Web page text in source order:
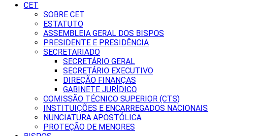
CET
SOBRE CET
ESTATUTO
ASSEMBLEIA GERAL DOS BISPOS
PRESIDENTE E PRESIDÊNCIA
SECRETARIADO
SECRETÁRIO GERAL
SECRETÁRIO EXECUTIVO
DIREÇÃO FINANÇAS
GABINETE JURÍDICO
COMISSÃO TÉCNICO SUPERIOR (CTS)
INSTITUIÇÕES E ENCARREGADOS NACIONAIS
NUNCIATURA APOSTÓLICA
PROTEÇÃO DE MENORES